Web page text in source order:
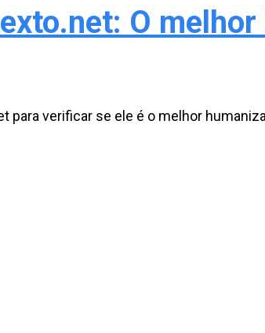
O
para verificar se ele é o melhor